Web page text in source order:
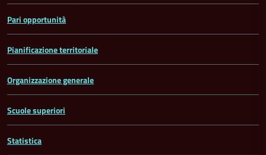
Pari opportunità
Pianificazione territoriale
Organizzazione generale
Scuole superiori
Statistica